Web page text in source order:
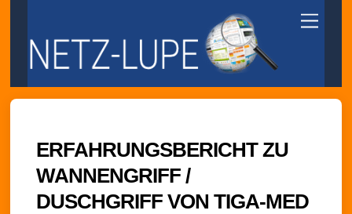
content
Menu
ERFAHRUNGSBERICHT ZU
WANNENGRIFF /
DUSCHGRIFF VON TIGA-MED